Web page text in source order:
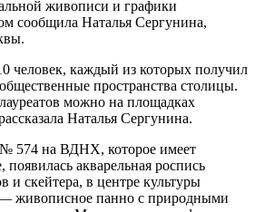
живописи и графики
сообщила Наталья Сергунина,
человек, каждый из которых получил
пространства столицы.
можно на площадках
Наталья Сергунина.
574 на ВДНХ, которое имеет
появилась акварельная роспись
и скейтера, в центре культуры
живописное панно с природными